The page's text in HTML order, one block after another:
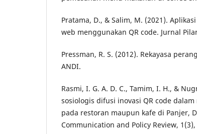
Pratama, D., & Salim, M. (2021).
web menggunakan QR code. Jurnal
Pressman, R. S. (2012). Rekayasa
ANDI.
Rasmi, I. G. A. D. C., Tamim, I. H., &
sosiologis difusi inovasi QR code
pada restoran maupun kafe di Panjer,
Communication and Policy Review, 1(3),